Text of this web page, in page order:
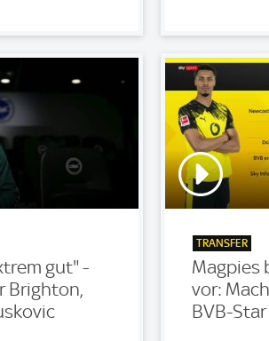
gut" -
Brighton,
TRANSFER
Magpies
vor:
BVB-